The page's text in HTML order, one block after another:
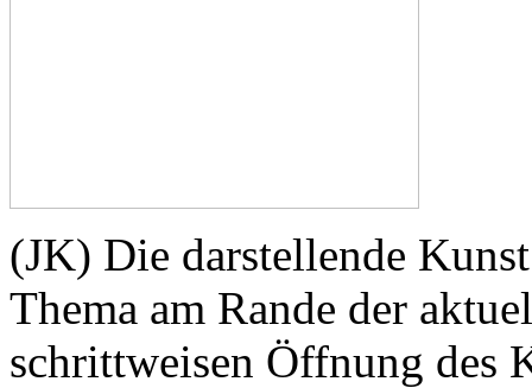
(JK) Die darstellende
Thema am Rande der
schrittweisen Öffnung des